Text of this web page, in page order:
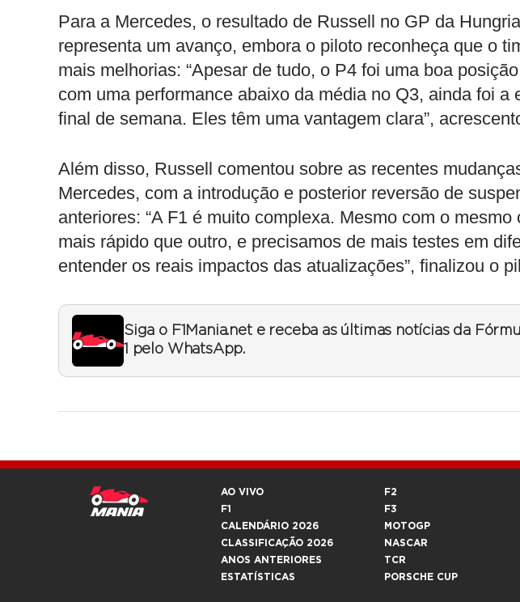
Para a Mercedes, o resultado de Russell no GP da
representa um avanço, embora o piloto reconheça que o
mais melhorias: “Apesar de tudo, o P4 foi uma boa
com uma performance abaixo da média no Q3, ainda foi a
final de semana. Eles têm uma vantagem clara”,
Além disso, Russell comentou sobre as recentes
Mercedes, com a introdução e posterior reversão de
anteriores: “A F1 é muito complexa. Mesmo com o
mais rápido que outro, e precisamos de mais testes em
entender os reais impactos das atualizações”, finalizou o
Siga o F1Mania.net e receba as últimas notícias da
1 pelo WhatsApp.
AO VIVO
F1
CALENDÁRIO 2026
CLASSIFICAÇÃO 2026
ANOS ANTERIORES
ESTATÍSTICAS
F2
F3
MOTOGP
NASCAR
TCR
PORSCHE CUP